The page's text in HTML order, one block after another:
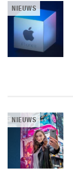
NIEUWS
NIEUWS